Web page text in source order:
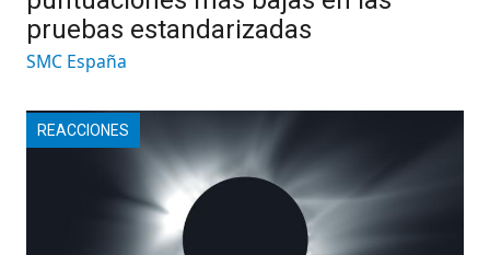
pruebas estandarizadas
SMC España
REACCIONES